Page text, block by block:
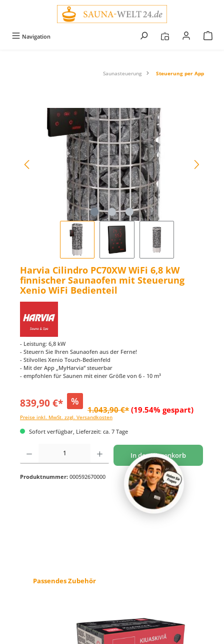
Navigation
Saunasteuerung Steuerung per App
Bildergalerie überspringen
Harvia Cilindro PC70XW WiFi 6,8 kW
finnischer Saunaofen mit Steuerung
Xenio WiFi Bedienteil
- Leistung: 6,8 kW
- Steuern Sie Ihren Saunaofen aus der Ferne!
- Stilvolles Xenio Touch-Bedienfeld
- Mit der App „MyHarvia“ steuerbar
- empfohlen für Saunen mit einer Größe von 6 - 10 m³
839,90 €* %
1.043,90 €* (19.54% gespart)
Preise inkl. MwSt. zzgl. Versandkosten
Sofort verfügbar, Lieferzeit: ca. 7 Tage
Produkt Anzahl: Gib den gewünschten Wert ein oder benutze die Schaltflächen um
In den Warenkorb
Produktnummer: 000592670000
Produktgalerie überspringen
Passendes Zubehör